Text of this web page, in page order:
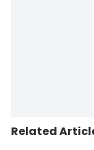
Related